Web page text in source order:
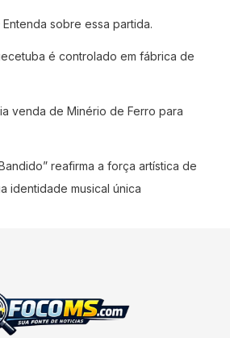
Entenda sobre essa partida.
é controlado em fábrica de
venda de Minério de Ferro para
reafirma a força artística de
identidade musical única